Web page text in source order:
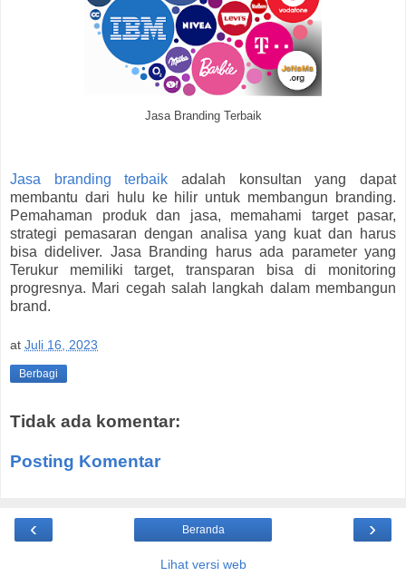
Jasa Branding Terbaik
Jasa branding terbaik adalah konsultan yang dapat
membantu dari hulu ke hilir untuk membangun branding.
Pemahaman produk dan jasa, memahami target pasar,
strategi pemasaran dengan analisa yang kuat dan harus
bisa dideliver. Jasa Branding harus ada parameter yang
Terukur memiliki target, transparan bisa di monitoring
progresnya. Mari cegah salah langkah dalam membangun
brand.
at Juli 16, 2023
Berbagi
Tidak ada komentar:
Posting Komentar
‹ ›
Beranda
Lihat versi web